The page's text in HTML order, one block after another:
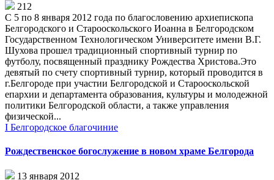
212
С 5 по 8 января 2012 года по благословению архиепископа
Белгородского и Старооскольского Иоанна в Белгородском
Государственном Технологическом Университете имени В.Г.
Шухова прошел традиционный спортивный турнир по
футболу, посвященный празднику Рождества Христова.Это
девятый по счету спортивный турнир, который проводится в
г.Белгороде при участии Белгородской и Старооскольской
епархии и департамента образования, культуры и молодежной
политики Белгородской области, а также управления
физической...
I Белгородское благочиние
Рождественское богослужение в новом храме Белгорода
13 января 2012